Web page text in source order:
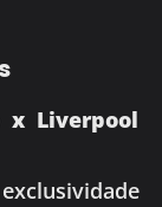
x Liverpool